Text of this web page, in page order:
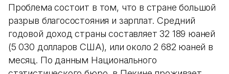
Проблема состоит в том, что в стране большой
разрыв благосостояния и зарплат. Средний
годовой доход страны составляет 32 189 юаней
(5 030 долларов США), или около 2 682 юаней в
месяц. По данным Национального